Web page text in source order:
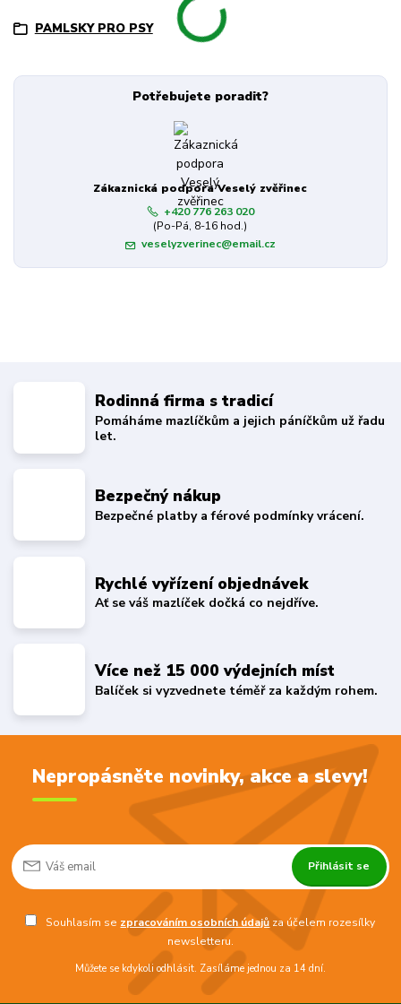
PAMLSKY PRO PSY
Potřebujete poradit?
Zákaznická podpora Veselý zvěřinec
+420 776 263 020
(Po-Pá, 8-16 hod.)
veselyzverinec@email.cz
Rodinná firma s tradicí
Pomáháme mazlíčkům a jejich páníčkům už řadu
let.
Bezpečný nákup
Bezpečné platby a férové podmínky vrácení.
Rychlé vyřízení objednávek
Ať se váš mazlíček dočká co nejdříve.
Více než 15 000 výdejních míst
Balíček si vyzvednete téměř za každým rohem.
Nepropásněte novinky, akce a slevy!
Přihlásit se
Souhlasím se zpracováním osobních údajů za účelem rozesílky
newsletteru.
Můžete se kdykoli odhlásit. Zasíláme jednou za 14 dní.